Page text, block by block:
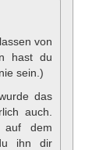
von
hast du
sein.)
das
auch.
auf dem
ihn dir